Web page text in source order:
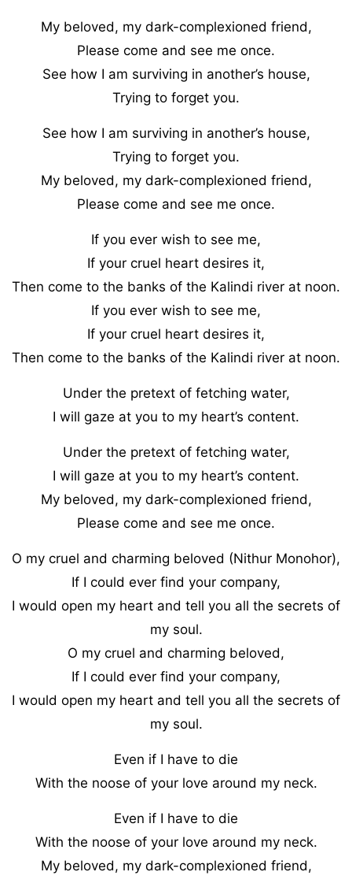
My beloved, my dark-complexioned friend,
Please come and see me once.
See how I am surviving in another’s house,
Trying to forget you.
See how I am surviving in another’s house,
Trying to forget you.
My beloved, my dark-complexioned friend,
Please come and see me once.
If you ever wish to see me,
If your cruel heart desires it,
Then come to the banks of the Kalindi river at noon.
If you ever wish to see me,
If your cruel heart desires it,
Then come to the banks of the Kalindi river at noon.
Under the pretext of fetching water,
I will gaze at you to my heart’s content.
Under the pretext of fetching water,
I will gaze at you to my heart’s content.
My beloved, my dark-complexioned friend,
Please come and see me once.
O my cruel and charming beloved (Nithur Monohor),
If I could ever find your company,
I would open my heart and tell you all the secrets of
my soul.
O my cruel and charming beloved,
If I could ever find your company,
I would open my heart and tell you all the secrets of
my soul.
Even if I have to die
With the noose of your love around my neck.
Even if I have to die
With the noose of your love around my neck.
My beloved, my dark-complexioned friend,